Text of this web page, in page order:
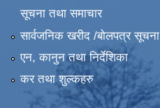
सूचना तथा समाचार
सार्वजनिक खरीद /बोलपत्र सूचना
एन, कानुन तथा निर्देशिका
कर तथा शुल्कहरु